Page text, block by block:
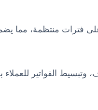
فترات منتظمة، مما
الفواتير